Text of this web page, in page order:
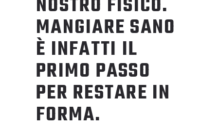
MANGIARE SANO
È INFATTI IL
PRIMO PASSO
PER RESTARE IN
FORMA.